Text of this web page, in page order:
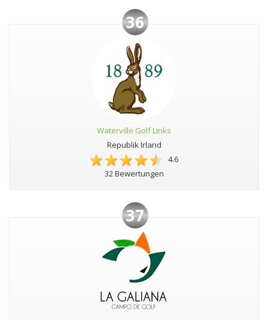
36
Waterville Golf Links
Republik Irland
4.6
32 Bewertungen
37